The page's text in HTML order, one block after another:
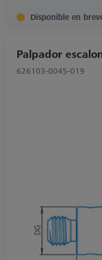
Disponible en
Palpador
626103-0045-019